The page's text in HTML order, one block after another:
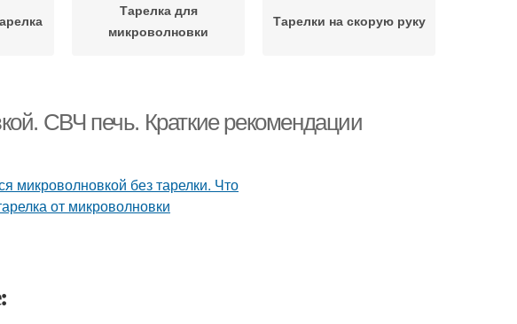
Тарелка для
микроволновки
Тарелки на скорую руку
СВЧ печь. Краткие рекомендации